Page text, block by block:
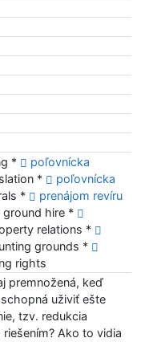
*
poľovnícka
*
poľovnícka
*
prenájom revíru
hire *
relations *
grounds *
rights
premnožená, keď
uživiť ešte
tzv. redukcia
Ako to vidia